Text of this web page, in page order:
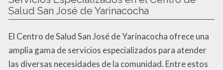
Salud San José de Yarinacocha
El Centro de Salud San José de Yarinacocha ofrece una
amplia gama de servicios especializados para atender
las diversas necesidades de la comunidad. Entre estos